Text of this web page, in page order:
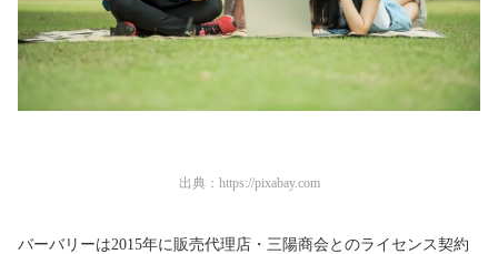
出典： https://pixabay.com
バーバリーは2015年に販売代理店・三陽商会とのライセンス契約